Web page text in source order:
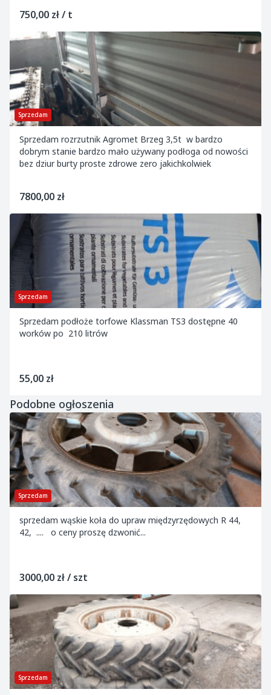
750,00 zł / t
Sprzedam
Sprzedam rozrzutnik Agromet Brzeg 3,5t w bardzo
dobrym stanie bardzo mało używany podłoga od nowości
bez dziur burty proste zdrowe zero jakichkolwiek
7800,00 zł
Sprzedam
Sprzedam podłoże torfowe Klassman TS3 dostępne 40
worków po 210 litrów
55,00 zł
Podobne ogłoszenia
Sprzedam
sprzedam wąskie koła do upraw międzyrzędowych R 44,
42, .... o ceny proszę dzwonić...
3000,00 zł / szt
Sprzedam